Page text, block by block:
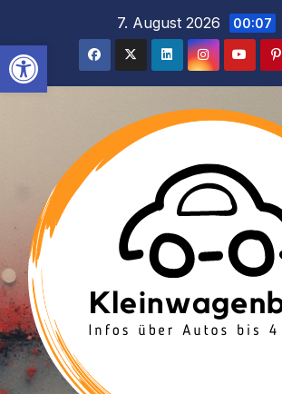
Werkzeugleiste
springen
7. August 2026 00:07